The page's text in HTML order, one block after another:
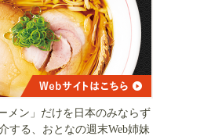
メン」だけを日本のみならず
する、おとなの週末Web姉妹